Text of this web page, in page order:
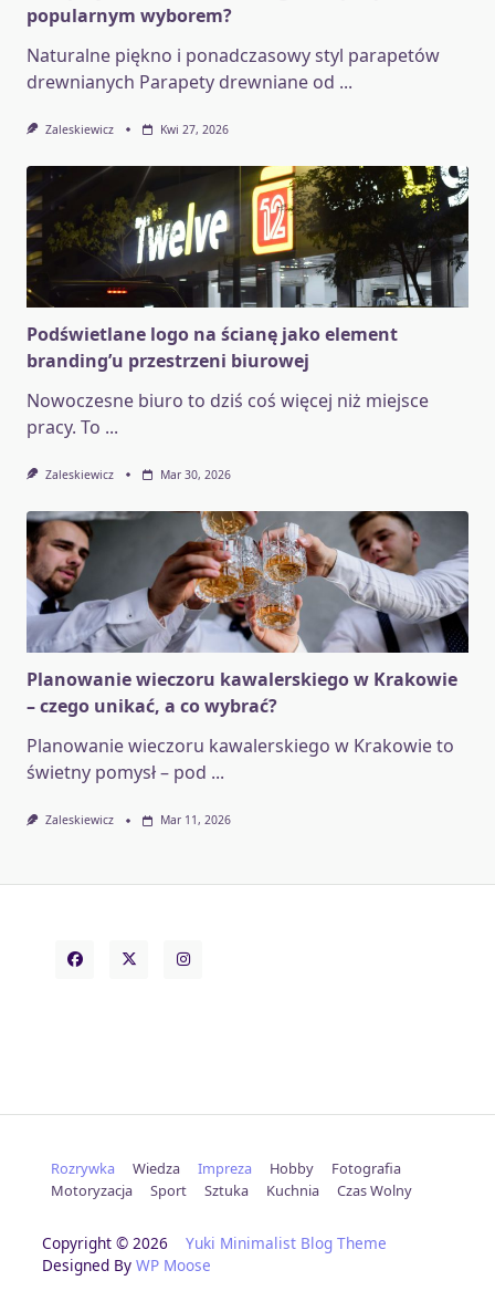
popularnym wyborem?
Naturalne piękno i ponadczasowy styl parapetów
drewnianych Parapety drewniane od ...
Zaleskiewicz Kwi 27, 2026
Podświetlane logo na ścianę jako element
branding’u przestrzeni biurowej
Nowoczesne biuro to dziś coś więcej niż miejsce
pracy. To ...
Zaleskiewicz Mar 30, 2026
Planowanie wieczoru kawalerskiego w Krakowie
– czego unikać, a co wybrać?
Planowanie wieczoru kawalerskiego w Krakowie to
świetny pomysł – pod ...
Zaleskiewicz Mar 11, 2026
Rozrywka Wiedza Impreza Hobby
Fotografia
Motoryzacja
Sport Sztuka Kuchnia Czas Wolny
Copyright © 2026 Yuki Minimalist Blog Theme
Designed By WP Moose